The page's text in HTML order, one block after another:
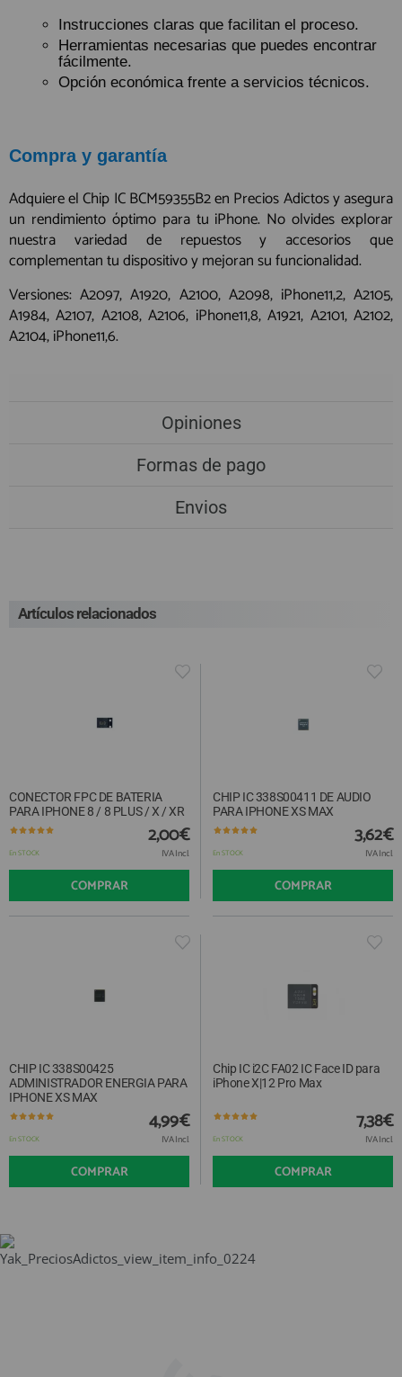
Instrucciones claras que facilitan el proceso.
Herramientas necesarias que puedes encontrar
fácilmente.
Opción económica frente a servicios técnicos.
Compra y garantía
Adquiere el Chip IC BCM59355B2 en Precios Adictos y asegura
un rendimiento óptimo para tu iPhone. No olvides explorar
nuestra variedad de repuestos y accesorios que
complementan tu dispositivo y mejoran su funcionalidad.
Versiones: A2097, A1920, A2100, A2098, iPhone11,2, A2105,
A1984, A2107, A2108, A2106, iPhone11,8, A1921, A2101, A2102,
A2104, iPhone11,6.
Opiniones
Formas de pago
Envios
Artículos relacionados
CONECTOR FPC DE BATERIA
PARA IPHONE 8 / 8 PLUS / X / XR
En STOCK
2,00€
IVA Incl.
COMPRAR
CHIP IC 338S00411 DE AUDIO
PARA IPHONE XS MAX
En STOCK
3,62€
IVA Incl.
COMPRAR
CHIP IC 338S00425
ADMINISTRADOR ENERGIA PARA
IPHONE XS MAX
En STOCK
4,99€
IVA Incl.
COMPRAR
Chip IC i2C FA02 IC Face ID para
iPhone X|12 Pro Max
En STOCK
7,38€
IVA Incl.
COMPRAR